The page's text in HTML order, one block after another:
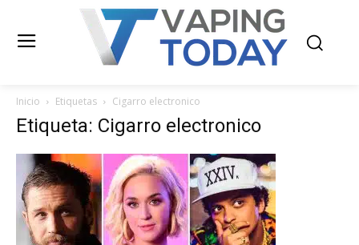
Inicio Etiquetas Cigarro electronico
Etiqueta: Cigarro electronico